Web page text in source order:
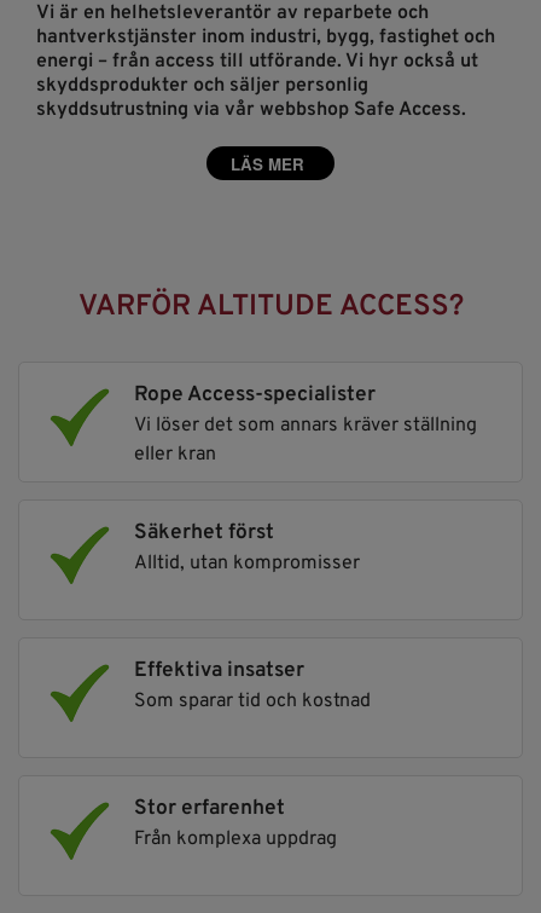
Vi är en helhetsleverantör av reparbete och
hantverkstjänster inom industri, bygg, fastighet och
energi – från access till utförande. Vi hyr också ut
skyddsprodukter och säljer personlig
skyddsutrustning via vår webbshop Safe Access.
LÄS MER
VARFÖR ALTITUDE ACCESS?
Rope Access-specialister
Vi löser det som annars kräver ställning
eller kran
Säkerhet först
Alltid, utan kompromisser
Effektiva insatser
Som sparar tid och kostnad
Stor erfarenhet
Från komplexa uppdrag